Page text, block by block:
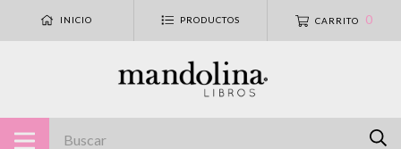
INICIO PRODUCTOS CARRITO 0